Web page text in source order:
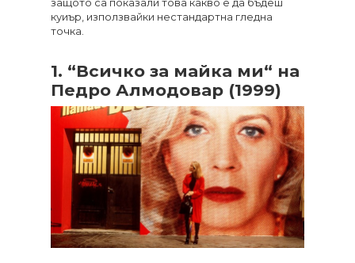
куиър, използвайки нестандартна гледна
точка.
1. “Всичко за майка ми“ на
Педро Алмодовар (1999)